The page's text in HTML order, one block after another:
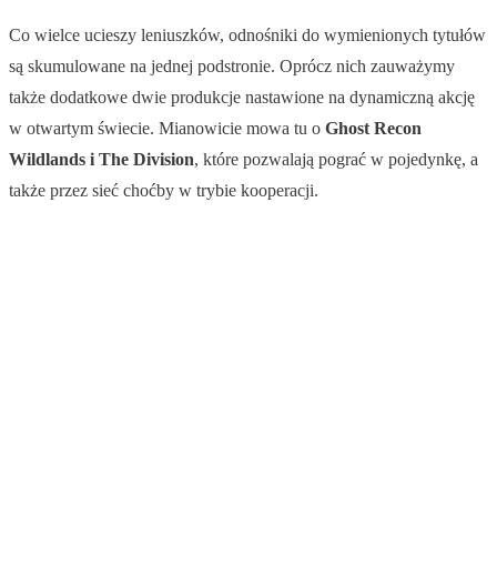
Co wielce ucieszy leniuszków, odnośniki do wymienionych tytułów
są skumulowane na jednej podstronie. Oprócz nich zauważymy
także dodatkowe dwie produkcje nastawione na dynamiczną akcję
w otwartym świecie. Mianowicie mowa tu o Ghost Recon
Wildlands i The Division, które pozwalają pograć w pojedynkę, a
także przez sieć choćby w trybie kooperacji.